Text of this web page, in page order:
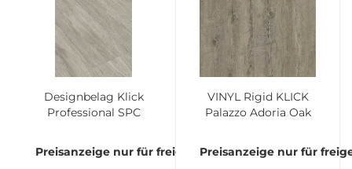
Designbelag Klick
Professional SPC
Landhausdiele Breit
Bund à 1,68 qm -
Preisanzeige nur für freigeschaltete Kunden
VINYL Rigid KLICK
Palazzo Adoria Oak
qm
Preisanzeige nur für